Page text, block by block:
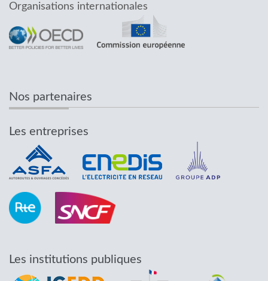
Organisations internationales
Nos partenaires
Les entreprises
Les institutions publiques